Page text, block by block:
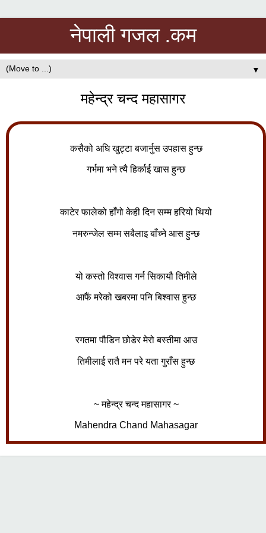
नेपाली गजल .कम
▼
महेन्द्र चन्द महासागर
कसैको अघि खुट्टा बजार्नुस उपहास हुन्छ
गर्भमा भने त्यै हिर्काई खास हुन्छ
काटेर फालेको हाँगो केही दिन सम्म हरियो थियो
नमरुन्जेल सम्म सबैलाइ बाँच्ने आस हुन्छ
यो कस्तो विश्वास गर्न सिकायौ तिमीले
आफैं मरेको खबरमा पनि बिश्वास हुन्छ
रगतमा पौडिन छोडेर मेरो बस्तीमा आउ
तिमीलाई रातै मन परे यता गुराँस हुन्छ
~ महेन्द्र चन्द महासागर ~
Mahendra Chand Mahasagar